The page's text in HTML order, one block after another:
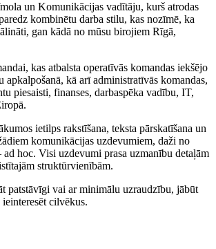
un Komunikācijas vadītāju, kurš atrodas
kombinētu darba stilu, kas nozīmē, ka
gan kādā no mūsu birojiem Rīgā,
kas atbalsta operatīvās komandas iekšējo
kā arī administratīvās komandas,
piesaisti, finanses, darbaspēka vadību, IT,
ietilps rakstīšana, teksta pārskatīšana un
komunikācijas uzdevumiem, daži no
hoc. Visi uzdevumi prasa uzmanību detaļām
struktūrvienībām.
patstāvīgi vai ar minimālu uzraudzību, jābūt
cilvēkus.